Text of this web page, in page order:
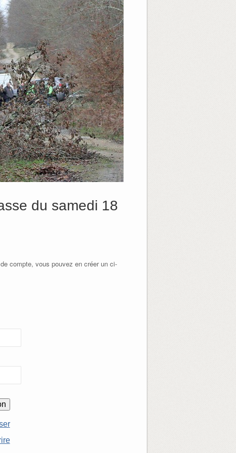
du samedi 18
compte, vous pouvez en créer un ci-